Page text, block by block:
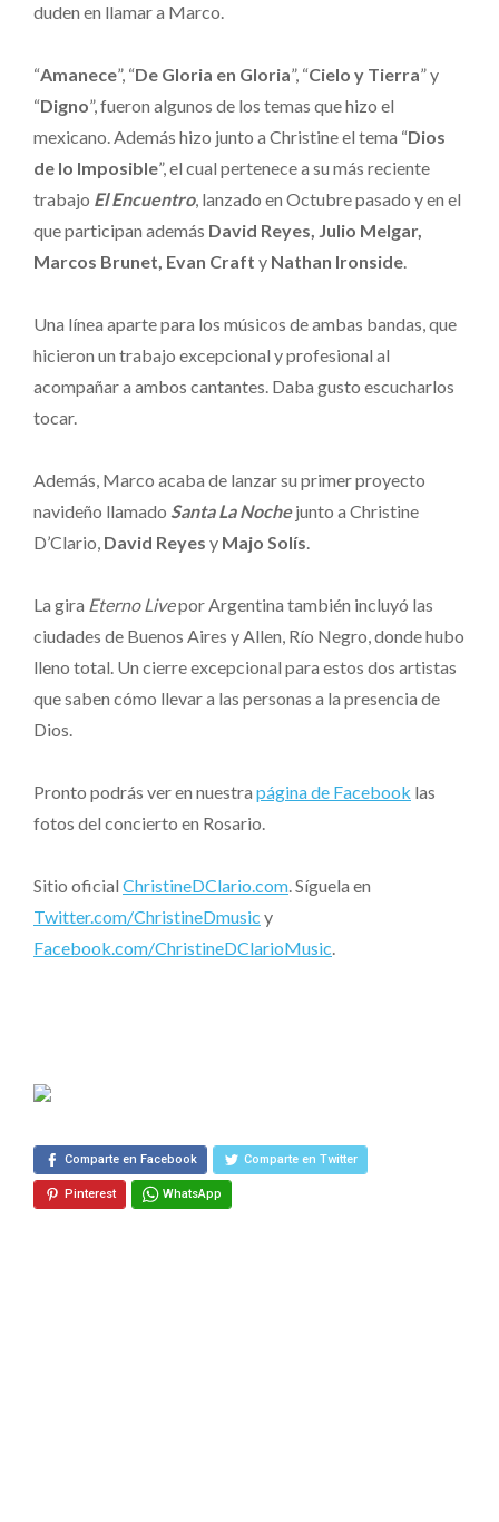
duden en llamar a Marco.
“Amanece”, “De Gloria en Gloria”, “Cielo y Tierra” y
“Digno”, fueron algunos de los temas que hizo el
mexicano. Además hizo junto a Christine el tema “Dios
de lo Imposible”, el cual pertenece a su más reciente
trabajo El Encuentro, lanzado en Octubre pasado y en el
que participan además David Reyes, Julio Melgar,
Marcos Brunet, Evan Craft y Nathan Ironside.
Una línea aparte para los músicos de ambas bandas, que
hicieron un trabajo excepcional y profesional al
acompañar a ambos cantantes. Daba gusto escucharlos
tocar.
Además, Marco acaba de lanzar su primer proyecto
navideño llamado Santa La Nochejunto a Christine
D’Clario, David Reyes y Majo Solís.
La gira Eterno Livepor Argentina también incluyó las
ciudades de Buenos Aires y Allen, Río Negro, donde hubo
lleno total. Un cierre excepcional para estos dos artistas
que saben cómo llevar a las personas a la presencia de
Dios.
Pronto podrás ver en nuestra página de Facebook las
fotos del concierto en Rosario.
Sitio oficial ChristineDClario.com. Síguela en
Twitter.com/ChristineDmusic y
Facebook.com/ChristineDClarioMusic.
Comparte en Facebook Comparte en Twitter
Pinterest WhatsApp